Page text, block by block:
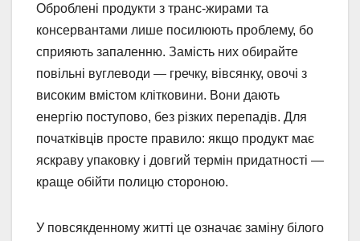
Оброблені продукти з транс-жирами та
консервантами лише посилюють проблему, бо
сприяють запаленню. Замість них обирайте
повільні вуглеводи — гречку, вівсянку, овочі з
високим вмістом клітковини. Вони дають
енергію поступово, без різких перепадів. Для
початківців просте правило: якщо продукт має
яскраву упаковку і довгий термін придатності —
краще обійти полицю стороною.
У повсякденному житті це означає заміну білого